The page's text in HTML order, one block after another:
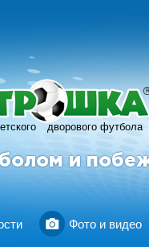
дворового футбола
R
и
Фото и видео